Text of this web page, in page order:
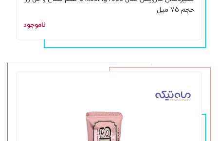
حجم 75 میل
ناموجود